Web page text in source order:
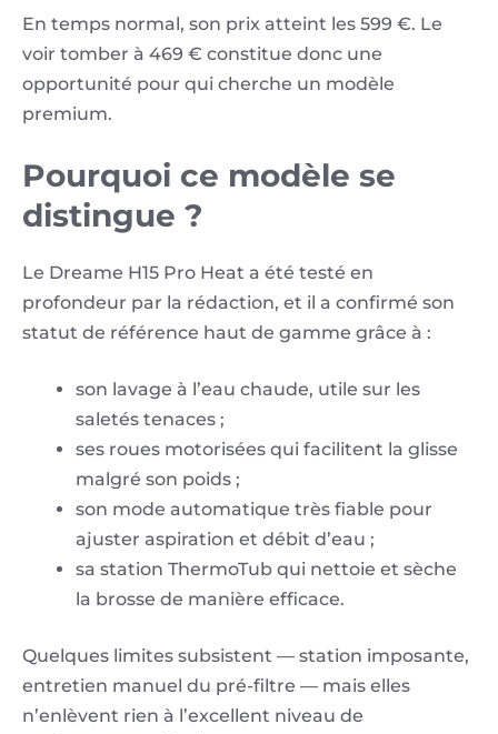
En temps normal, son prix atteint les 599 €. Le
voir tomber à 469 € constitue donc une
opportunité pour qui cherche un modèle
premium.
Pourquoi ce modèle se
distingue ?
Le Dreame H15 Pro Heat a été testé en
profondeur par la rédaction, et il a confirmé son
statut de référence haut de gamme grâce à :
son lavage à l’eau chaude, utile sur les
saletés tenaces ;
ses roues motorisées qui facilitent la glisse
malgré son poids ;
son mode automatique très fiable pour
ajuster aspiration et débit d’eau ;
sa station ThermoTub qui nettoie et sèche
la brosse de manière efficace.
Quelques limites subsistent — station imposante,
entretien manuel du pré-filtre — mais elles
n’enlèvent rien à l’excellent niveau de